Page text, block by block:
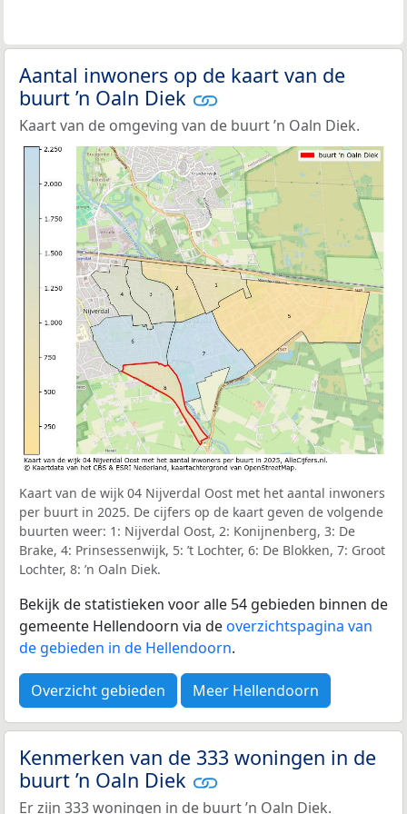
Aantal inwoners op de kaart van de
buurt ’n Oaln Diek
Kaart van de omgeving van de buurt ’n Oaln Diek.
Kaart van de wijk 04 Nijverdal Oost met het aantal inwoners
per buurt in 2025. De cijfers op de kaart geven de volgende
buurten weer: 1: Nijverdal Oost, 2: Konijnenberg, 3: De
Brake, 4: Prinsessenwijk, 5: ’t Lochter, 6: De Blokken, 7: Groot
Lochter, 8: ’n Oaln Diek.
Bekijk de statistieken voor alle 54 gebieden binnen de
gemeente Hellendoorn via deoverzichtspagina van
de gebieden in de Hellendoorn.
Overzicht gebieden Meer Hellendoorn
Kenmerken van de 333 woningen in de
buurt ’n Oaln Diek
Er zijn 333 woningen in de buurt ’n Oaln Diek.